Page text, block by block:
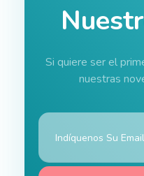
Si quiere ser el
nuestras